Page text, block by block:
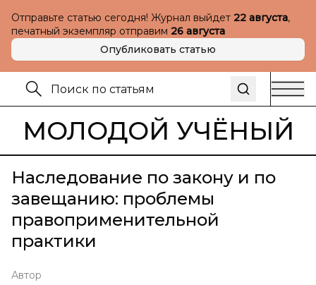
Отправьте статью сегодня! Журнал выйдет 22 августа,
печатный экземпляр отправим 26 августа
Опубликовать статью
МОЛОДОЙ УЧЁНЫЙ
Наследование по закону и по
завещанию: проблемы
правоприменительной
практики
Автор